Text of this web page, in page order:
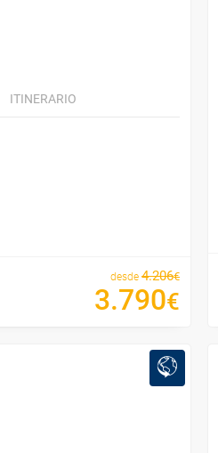
ITINERARIO
desde 4.206€
3.790€